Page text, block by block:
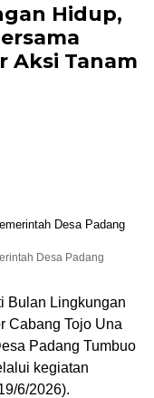
Hidup,
Aksi Tanam
Desa Padang
Bulan Lingkungan
Cabang Tojo Una
Padang Tumbuo
kegiatan
6/2026).